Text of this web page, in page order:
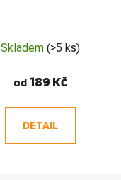
Skladem (>5 ks)
od189 Kč
DETAIL